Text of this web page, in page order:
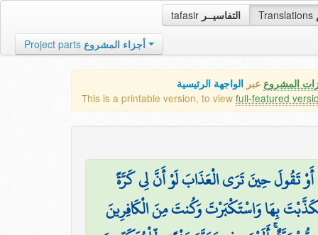
tafasir التفاسيــر Translations
Project parts أجزاء المشروع
المشروع عبر الواجهة الرئيسية
This is a printable version, to view full-featured
أَوْ تَقُولَ حِينَ تَرَى الْعَذَابَ لَوْ أَنَّ لِي كَرَّةً
بِهَا وَاسْتَكْبَرْتَ وَكُنتَ مِنَ الْكَافِرِينَ